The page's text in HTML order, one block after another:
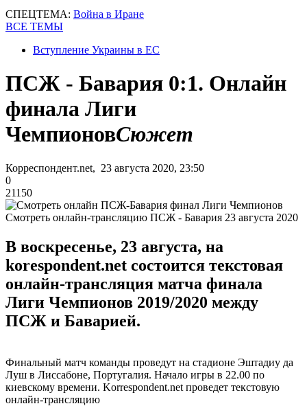
СПЕЦТЕМА: Война в Иране
ВСЕ ТЕМЫ
Вступление Украины в ЕС
ПСЖ - Бавария 0:1. Онлайн
финала Лиги
ЧемпионовСюжет
Корреспондент.net, 23 августа 2020, 23:50
0
21150
Смотреть онлайн-трансляцию ПСЖ - Бавария 23 августа 2020
В воскресенье, 23 августа, на
korespondent.net состоится текстовая
онлайн-трансляция матча финала
Лиги Чемпионов 2019/2020 между
ПСЖ и Баварией.
Финальный матч команды проведут на стадионе Эштадиу да
Луш в Лиссабоне, Португалия. Начало игры в 22.00 по
киевскому времени. Korrespondent.net проведет текстовую
онлайн-трансляцию